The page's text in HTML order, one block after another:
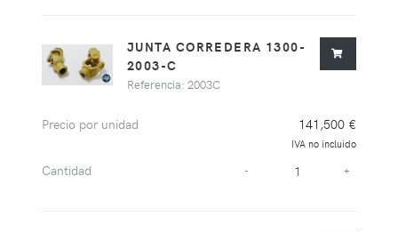
JUNTA CORREDERA 1300-
2003-C
Referencia: 2003C
Precio por unidad 141,500 €
IVA no incluido
Cantidad - +